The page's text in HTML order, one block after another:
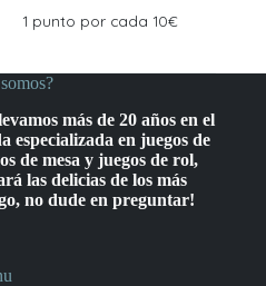
1 punto por cada 10€
más de 20 años en el
especializada en juegos de
de mesa y juegos de rol,
las delicias de los más
no dude en preguntar!